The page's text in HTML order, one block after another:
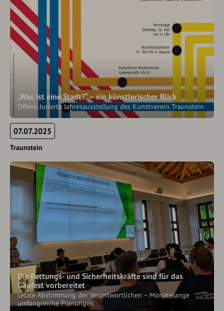
„Was ist eine Stadt?“ – ein künstlerischer Blick
Offene Jurierte Jahresausstellung des Kunstverein Traunstein
07.07.2025
Traunstein
Die Rettungs- und Sicherheitskräfte sind für das
Gaufest vorbereitet
Letzte Abstimmung der Verantwortlichen – Monatelange
umfangreiche Planungen